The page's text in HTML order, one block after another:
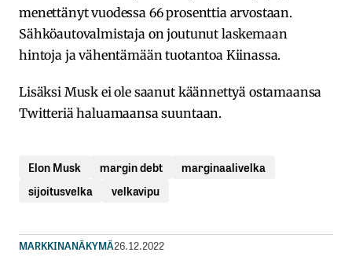
menettänyt vuodessa 66 prosenttia arvostaan.
Sähköautovalmistaja on joutunut laskemaan
hintoja ja vähentämään tuotantoa Kiinassa.
Lisäksi Musk ei ole saanut käännettyä ostamaansa
Twitteriä haluamaansa suuntaan.
Elon Musk margin debt
marginaalivelka
sijoitusvelka
velkavipu
MARKKINANÄKYMÄ26.12.2022